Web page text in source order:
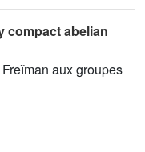
compact abelian
aux groupes